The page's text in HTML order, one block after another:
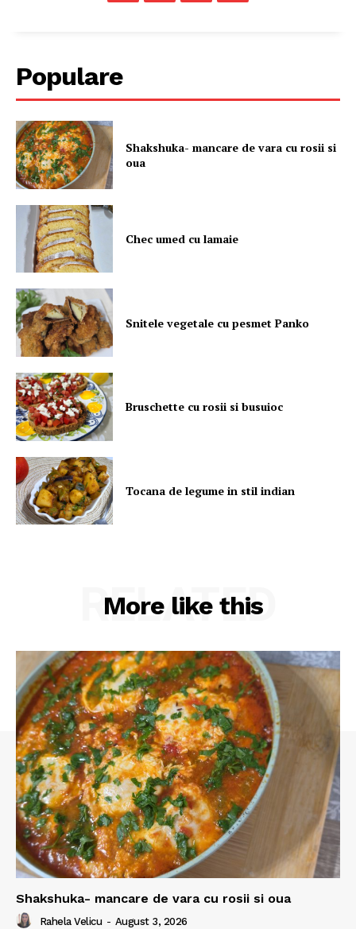
Populare
Shakshuka- mancare de vara cu rosii si
oua
Chec umed cu lamaie
Snitele vegetale cu pesmet Panko
Bruschette cu rosii si busuioc
Tocana de legume in stil indian
More like this
RELATED
Shakshuka- mancare de vara cu rosii si oua
Rahela Velicu - August 3, 2026